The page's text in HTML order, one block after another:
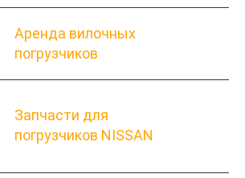
Аренда вилочных
погрузчиков
Запчасти для
погрузчиков NISSAN